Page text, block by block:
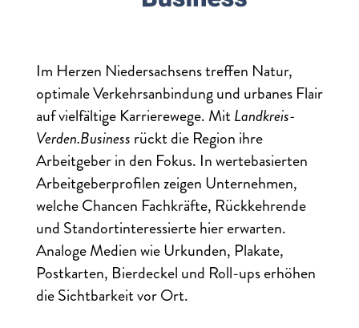
Im Herzen Niedersachsens treffen Natur,
optimale Verkehrsanbindung und urbanes Flair
auf vielfältige Karrierewege. Mit Landkreis-
Verden.Business rückt die Region ihre
Arbeitgeber in den Fokus. In wertebasierten
Arbeitgeberprofilen zeigen Unternehmen,
welche Chancen Fachkräfte, Rückkehrende
und Standortinteressierte hier erwarten.
Analoge Medien wie Urkunden, Plakate,
Postkarten, Bierdeckel und Roll-ups erhöhen
die Sichtbarkeit vor Ort.